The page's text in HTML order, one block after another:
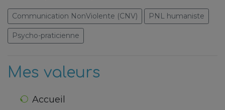
Communication NonViolente (CNV) PNL humaniste
Psycho-praticienne
Mes valeurs
Accueil